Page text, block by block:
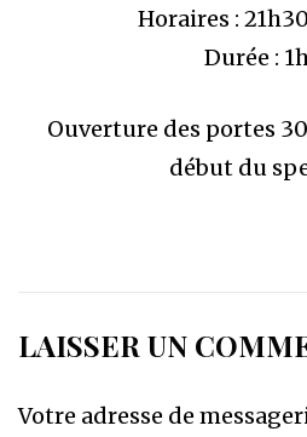
Horaires :
Durée :
Ouverture des portes
début du
LAISSER UN
Votre adresse de